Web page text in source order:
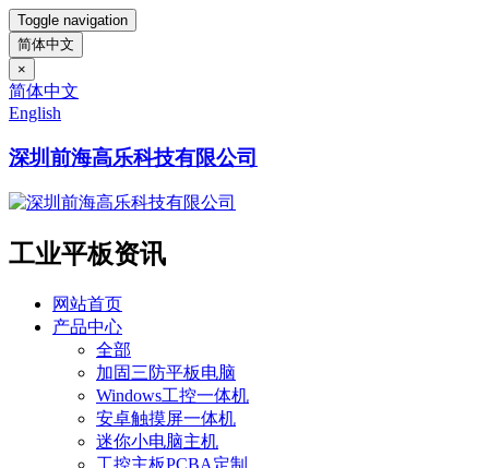
Toggle navigation
简体中文
×
简体中文
English
深圳前海高乐科技有限公司
工业平板资讯
网站首页
产品中心
全部
加固三防平板电脑
Windows工控一体机
安卓触摸屏一体机
迷你小电脑主机